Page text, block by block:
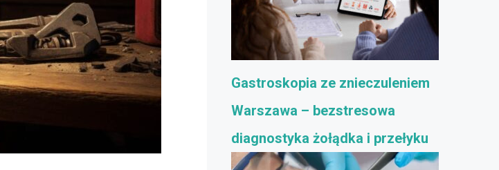
Gastroskopia ze znieczuleniem
Warszawa – bezstresowa
diagnostyka żołądka i przełyku